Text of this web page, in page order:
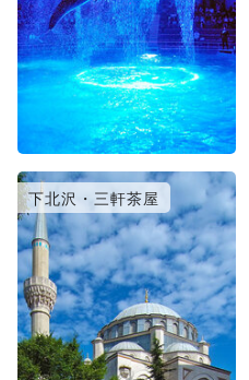
下北沢・三軒茶屋